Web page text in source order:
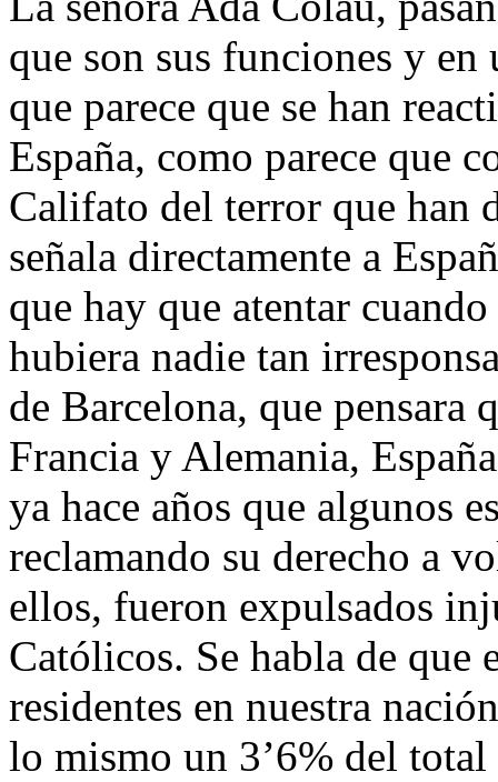
que son sus funciones y
que parece que se han
España, como parece que
Califato del terror que han
señala directamente a
que hay que atentar
hubiera nadie tan
de Barcelona, que pensara
Francia y Alemania,
ya hace años que algunos
reclamando su derecho a
ellos, fueron expulsados
Católicos. Se habla de que
residentes en nuestra
lo mismo un 3’6% del